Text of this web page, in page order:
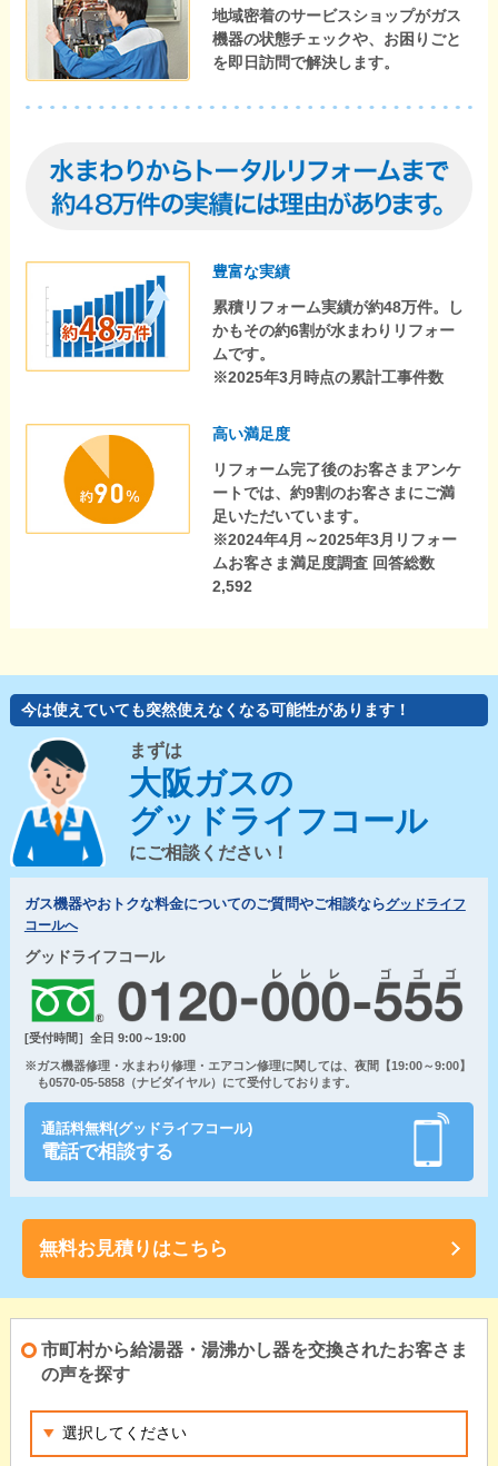
地域密着のサービスショップがガス
機器の状態チェックや、お困りごと
を即日訪問で解決します。
豊富な実績
累積リフォーム実績が約48万件。し
かもその約6割が水まわりリフォー
ムです。
※2025年3月時点の累計工事件数
高い満足度
リフォーム完了後のお客さまアンケ
ートでは、約9割のお客さまにご満
足いただいています。
※2024年4月～2025年3月リフォー
ムお客さま満足度調査 回答総数
2,592
今は使えていても突然使えなくなる可能性があります！
まずは
大阪ガスの
グッドライフコール
にご相談ください！
ガス機器やおトクな料金についてのご質問やご相談ならグッドライフ
コールへ
グッドライフコール
[受付時間］全日 9:00～19:00
※ガス機器修理・水まわり修理・エアコン修理に関しては、夜間【19:00～9:00】
も0570-05-5858（ナビダイヤル）にて受付しております。
通話料無料(グッドライフコール)
電話で相談する
無料お見積りはこちら
市町村から給湯器・湯沸かし器を交換されたお客さま
の声を探す